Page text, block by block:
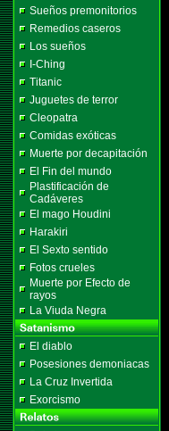
Sueños premonitorios
Remedios caseros
Los sueños
I-Ching
Titanic
Juguetes de terror
Cleopatra
Comidas exóticas
Muerte por decapitación
El Fin del mundo
Plastificación de
Cadáveres
El mago Houdini
Harakiri
El Sexto sentido
Fotos crueles
Muerte por Efecto de
rayos
La Viuda Negra
El diablo
Posesiones demoniacas
La Cruz Invertida
Exorcismo